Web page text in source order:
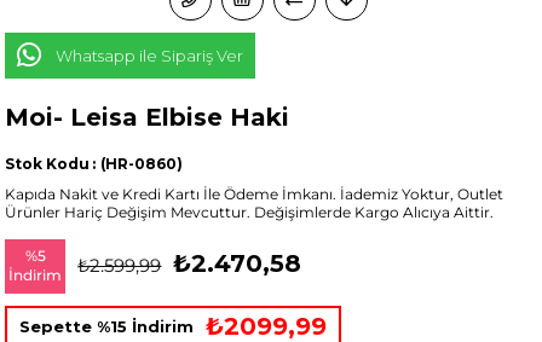
Whatsapp ile Sipariş Ver
Moi- Leisa Elbise Haki
(HR-0860)
Stok Kodu
Kapıda Nakit ve Kredi Kartı İle Ödeme İmkanı. İademiz Yoktur, Outlet
Ürünler Hariç Değişim Mevcuttur. Değişimlerde Kargo Alıcıya Aittir.
%5
İndirim
₺2.599,99 ₺2.470,58
Sepette %15 İndirim ₺2099,99